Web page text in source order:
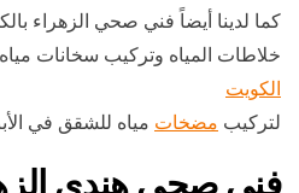
كما لدينا أيضاً فني صحي الزهراء
خلاطات المياه وتركيب سخانات
الكويت
لتركيب مضخات مياه للشقق في
فني صحي هندي